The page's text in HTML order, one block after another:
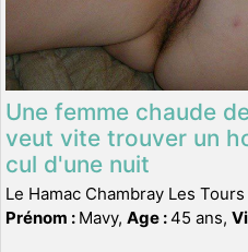
Une femme chaude
veut vite trouver un
cul d'une nuit
Le Hamac Chambray Les
Prénom : Mavy, Age :45 ans,